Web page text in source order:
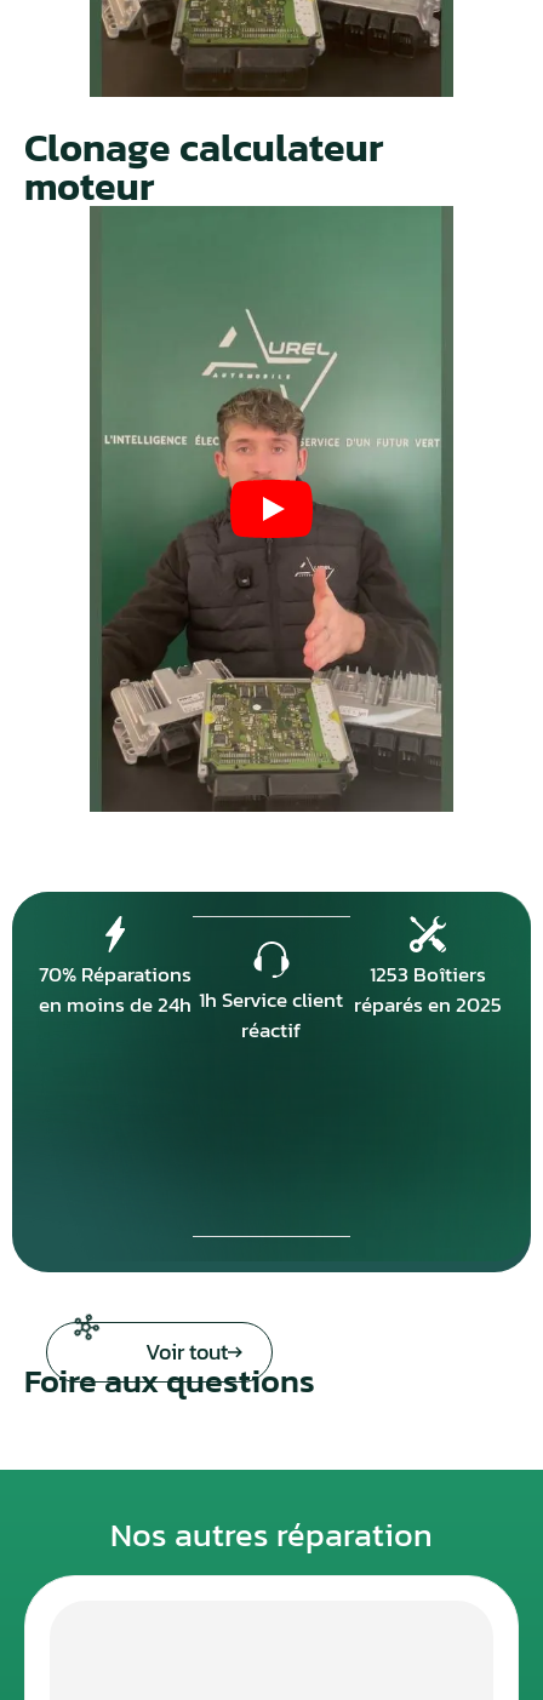
Clonage calculateur
moteur
70% Réparations
en moins de 24h 1h Service client
réactif
1253 Boîtiers
réparés en 2025
Voir tout
Foire aux questions
Nos autres réparation